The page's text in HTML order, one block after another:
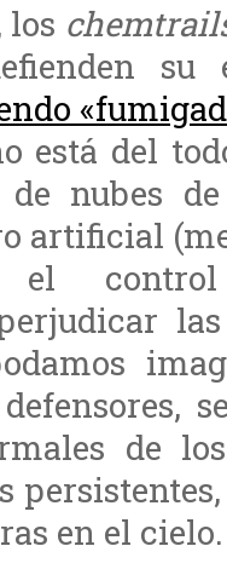
los
su
está del
de nubes
artificial
el
de
en el cielo.